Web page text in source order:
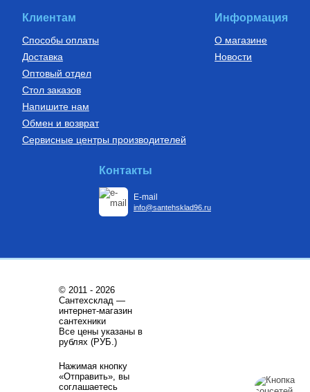
14 390Руб.
Купить
61 380Руб.
Купить
Насосы циркуляционные
Циркуляционный насос TOP-S
80/10 PN10 DM, арт. 2165544
Автоматика для насосов
9 750
Котлы газовые настенные
одноконтурный M32ТHO c 3-х
ходовым клапаном. Плата
управления с поддержкой
Клиентам
Способы оплаты
Доставка
Оптовый отдел
Стол заказов
Напишите нам
Обмен и возврат
Сервисные центры производителей
Информация
О магазине
Новости
Контакты
E-mail
info@santehsklad96.ru
© 2011 - 2026
Сантехсклад —
интернет-магазин
сантехники
Все цены указаны в
рублях (РУБ.)
Нажимая кнопку
«Отправить», вы
соглашаетесь